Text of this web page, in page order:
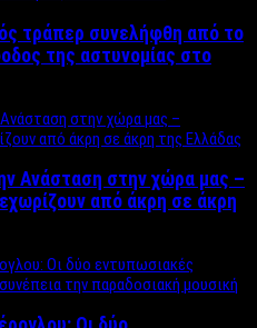
τράπερ συνελήφθη από το
της αστυνομίας στο
Ανάσταση στην χώρα μας –
από άκρη σε άκρη